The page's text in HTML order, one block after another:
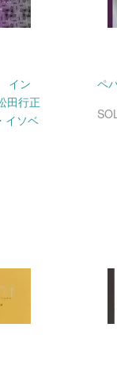
イン
田行正
イソベ
ペ